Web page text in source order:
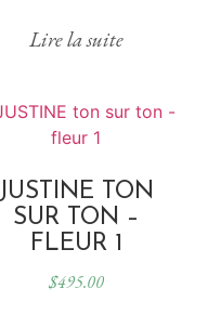
Lire la suite
JUSTINE TON
SUR TON –
FLEUR 1
$495.00